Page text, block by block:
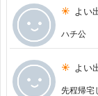
よい
ハチ公
よい
先程帰宅